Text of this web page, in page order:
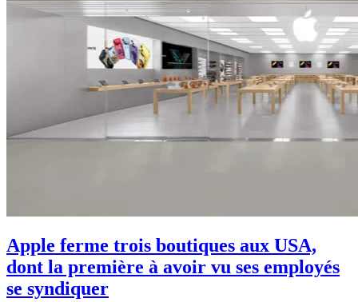
Apple ferme trois boutiques aux USA,
dont la première à avoir vu ses employés
se syndiquer